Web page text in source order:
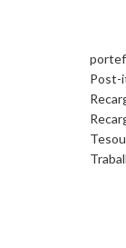
Post-